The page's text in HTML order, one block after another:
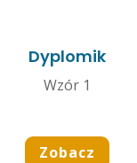
Dyplomik
Wzór 1
Zobacz